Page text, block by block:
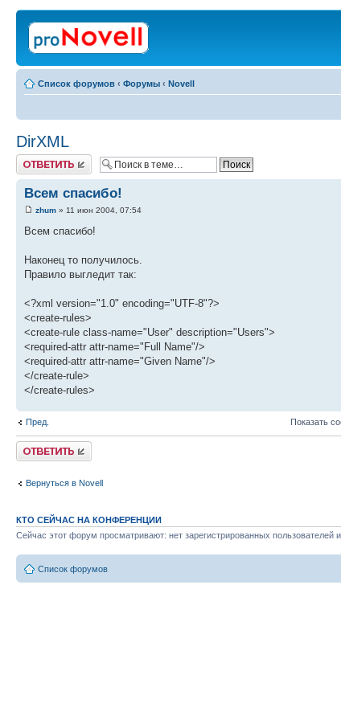
Список форумов ‹ Форумы ‹ Novell
DirXML
Ответить
Всем спасибо!
zhum » 11 июн 2004, 07:54
Всем спасибо!
Наконец то получилось.
Правило выгледит так:
<?xml version="1.0" encoding="UTF-8"?>
<create-rules>
<create-rule class-name="User" description="Users">
<required-attr attr-name="Full Name"/>
<required-attr attr-name="Given Name"/>
</create-rule>
</create-rules>
Пред. Показать
Ответить
Вернуться в Novell
КТО СЕЙЧАС НА КОНФЕРЕНЦИИ
Сейчас этот форум просматривают: нет зарегистрированных пользователей и
Список форумов